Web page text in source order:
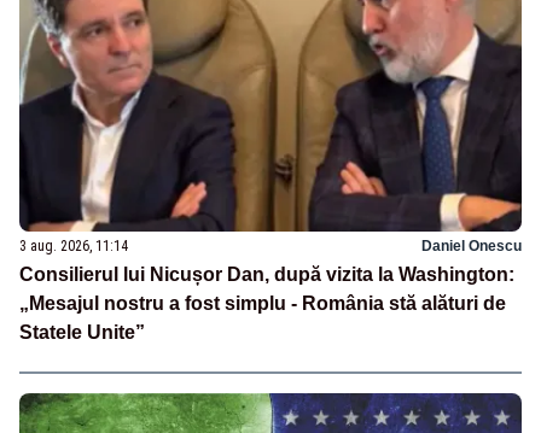
3 aug. 2026, 11:14 Daniel Onescu
Consilierul lui Nicușor Dan, după vizita la Washington:
„Mesajul nostru a fost simplu - România stă alături de
Statele Unite”